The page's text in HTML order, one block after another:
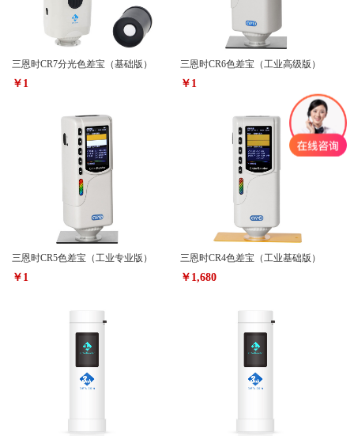
三恩时CR7分光色差宝（基础版）
￥1
三恩时CR6色差宝（工业高级版）
￥1
三恩时CR5色差宝（工业专业版）
￥1
三恩时CR4色差宝（工业基础版）
￥1,680